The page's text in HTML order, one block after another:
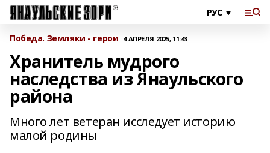
Победа. Земляки - герои 4 АПРЕЛЯ 2025, 11:43
Хранитель мудрого
наследства из Янаульского
района
Много лет ветеран исследует историю
малой родины